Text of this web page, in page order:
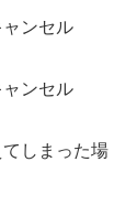
ャンセル
ャンセル
しまった場